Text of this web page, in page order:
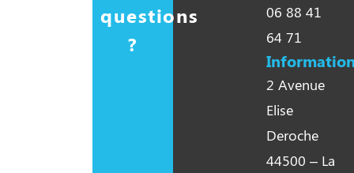
questions
?
06 88 41
64 71
2 Avenue
Elise
Deroche
44500 – La